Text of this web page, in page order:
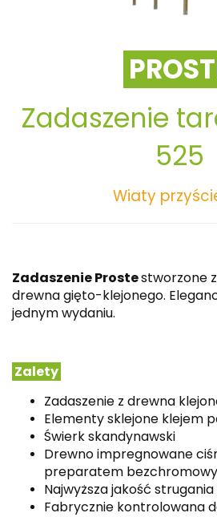
Zadaszenie
525
Wiaty
Zadaszenie Prostestworzone
drewna gięto-klejonego.
jednym wydaniu.
Zalety
Zadaszenie z drewna
Elementy sklejone klejem
Świerk skandynawski
Drewno impregnowane
preparatem
Najwyższa jakość strugania
Fabrycznie kontrolowana